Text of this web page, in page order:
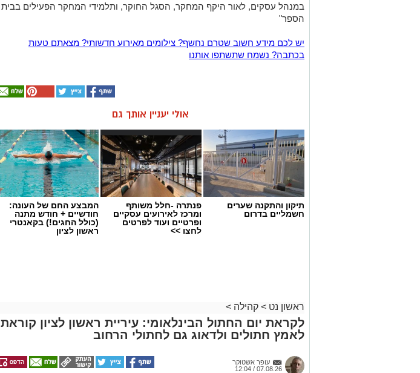
במנהל עסקים, לאור היקף המחקר, הסגל החוקר, ותלמידי המחקר הפעילים בבית
הספר"
יש לכם מידע חשוב שטרם נחשף? צילומים מאירוע חדשותי? מצאתם טעות
בכתבה? נשמח שתשתפו אותנו
אולי יעניין אותך גם
תיקון והתקנה שערים
חשמליים בדרום
פנתרה -חלל משותף
ומרכז לאירועים עסקיים
ופרטיים ועוד לפרטים
לחצו >>
המבצע החם של העונה:
חודשיים + חודש מתנה
(כולל החגים!) בקאנטרי
ראשון לציון
ראשון נט > קהילה >
לקראת יום החתול הבינלאומי: עיריית ראשון לציון קוראת
לאמץ חתולים ולדאוג גם לחתולי הרחוב
עופר אשטוקר
07.08.26 / 12:04